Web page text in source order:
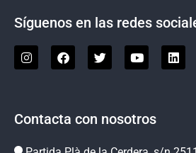
Síguenos en las redes
Contacta con nosotros